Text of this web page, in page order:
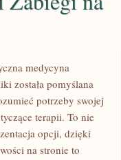
medycyna
została pomyślana
potrzeby swojej
terapii. To nie
opcji, dzięki
na stronie to